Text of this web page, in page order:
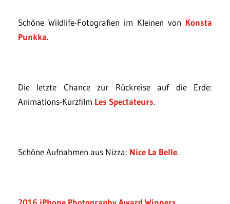
Schöne Wildlife-Fotografien im Kleinen von Konsta
Punkka.
Die letzte Chance zur Rückreise auf die Erde:
Animations-Kurzfilm Les Spectateurs.
Schöne Aufnahmen aus Nizza: Nice La Belle.